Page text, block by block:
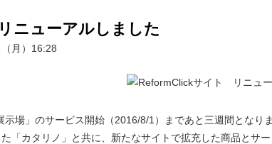
ニューアルしました
月）16:28
示場」のサービス開始（2016/8/1）まであと三週間となりま
「カタリノ」と共に、新たなサイトで拡充した商品とサー